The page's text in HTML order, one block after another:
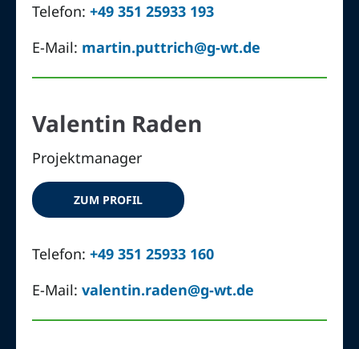
Telefon:+49 351 25933 193
E-Mail: martin.puttrich@g-wt.de
Valentin Raden
Projektmanager
ZUM PROFIL
Telefon:+49 351 25933 160
E-Mail:valentin.raden@g-wt.de